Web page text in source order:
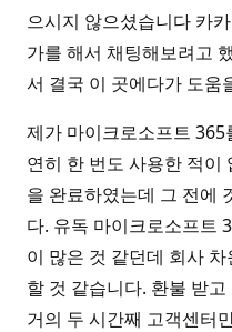
으시지 않으셨습니다 카
가를 해서 채팅해보려고
서 결국 이 곳에다가 도움
제가 마이크로소프트
연히 한 번도 사용한 적이
을 완료하였는데 그 전에
다. 유독 마이크로소프트
이 많은 것 같던데 회사
할 것 같습니다. 환불 받
거의 두 시간째 고객센터